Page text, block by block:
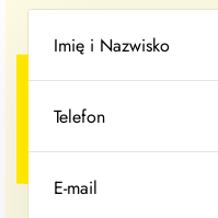
Imię i Nazwisko
Telefon
E-mail